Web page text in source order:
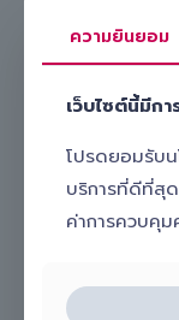
Michelin
ท้าทาย ช่วยให้ควบ
กว่า ด้วยแก้มยางเ
ระดับพรีเมียม: เฉพ
ความยินยอม
เว็บไซต์นี้มีกา
โปรดยอมรับ
บริการที่ดีที่สุ
ค่าการควบคุ